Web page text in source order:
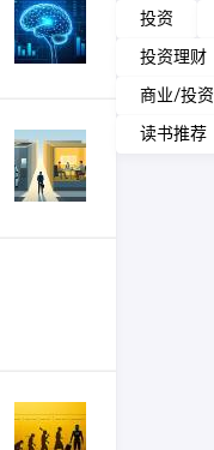
投资
投资理财
商业/投资
读书推荐